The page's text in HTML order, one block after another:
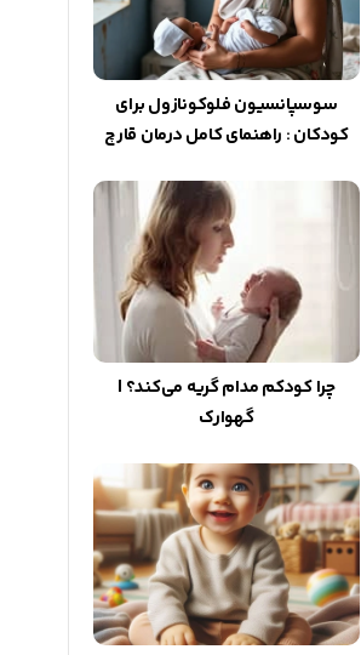
سوسپانسیون فلوکونازول برای
کودکان : راهنمای کامل درمان قارچ
چرا کودکم مدام گریه می‌کند؟ |
گهوارک